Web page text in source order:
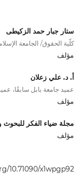
ستار جبار حمد الزكيطى
كلّية الحقوق/ الجامعة
مؤلف
أ. د. علي زعلان
عميد جامعة بابل سابقًا،
مؤلف
مجلة ضياء الفكر للبحوث
مؤلف
10.71090/x1wpgp92